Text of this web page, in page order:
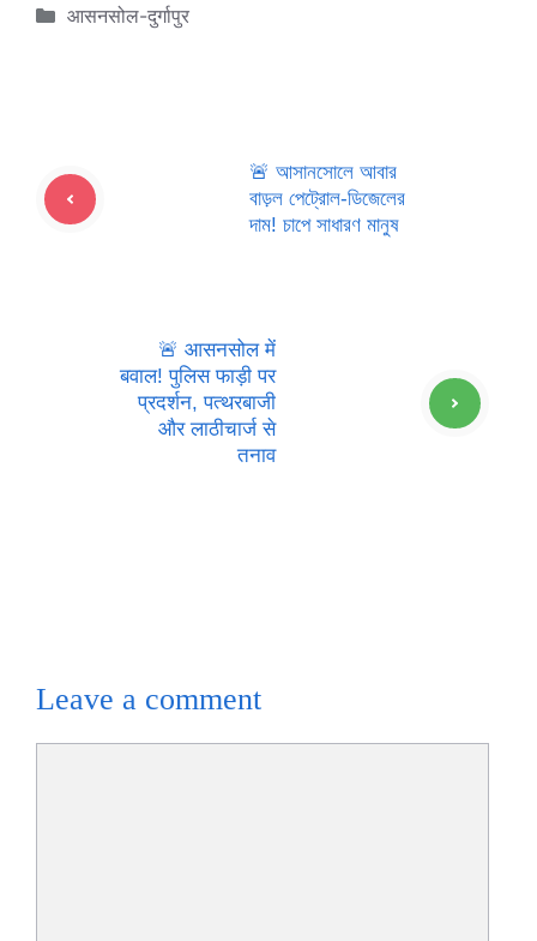
Categories
आसनसोल-दुर्गापुर
🚨 আসানসোলে আবার
বাড়ল পেট্রোল-ডিজেলের
দাম! চাপে সাধারণ মানুষ
🚨 आसनसोल में
बवाल! पुलिस फाड़ी पर
प्रदर्शन, पत्थरबाजी
और लाठीचार्ज से
तनाव
Leave a comment